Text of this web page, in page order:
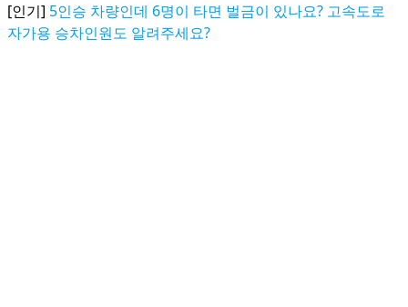
[인기] 5인승 차량인데 6명이 타면 벌금이 있나요? 고속도로
자가용 승차인원도 알려주세요?